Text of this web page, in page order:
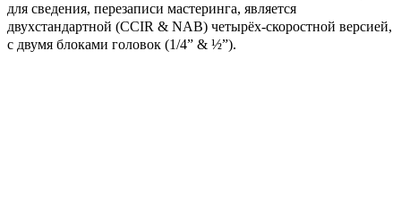
для сведения, перезаписи мастеринга, является
двухстандартной (CCIR & NAB) четырёх-скоростной версией,
с двумя блоками головок (1/4” & ½”).